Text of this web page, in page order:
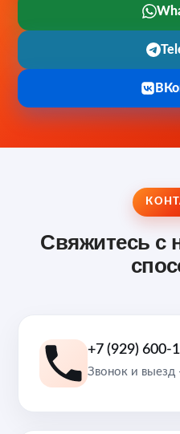
Свяжитесь с
+7 (929) 600-
Звонок и